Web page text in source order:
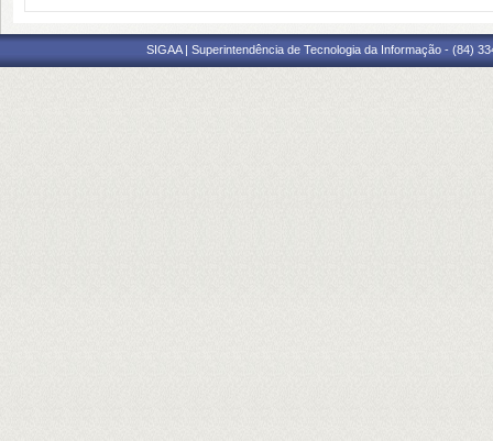
SIGAA | Superintendência de Tecnologia da Informação - (84)